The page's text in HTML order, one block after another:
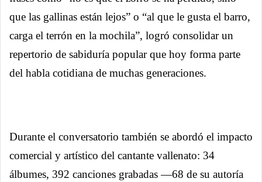
que las gallinas están lejos” o “al que le gusta el barro,
carga el terrón en la mochila”, logró consolidar un
repertorio de sabiduría popular que hoy forma parte
del habla cotidiana de muchas generaciones.
Durante el conversatorio también se abordó el impacto
comercial y artístico del cantante vallenato: 34
álbumes, 392 canciones grabadas —68 de su autoría